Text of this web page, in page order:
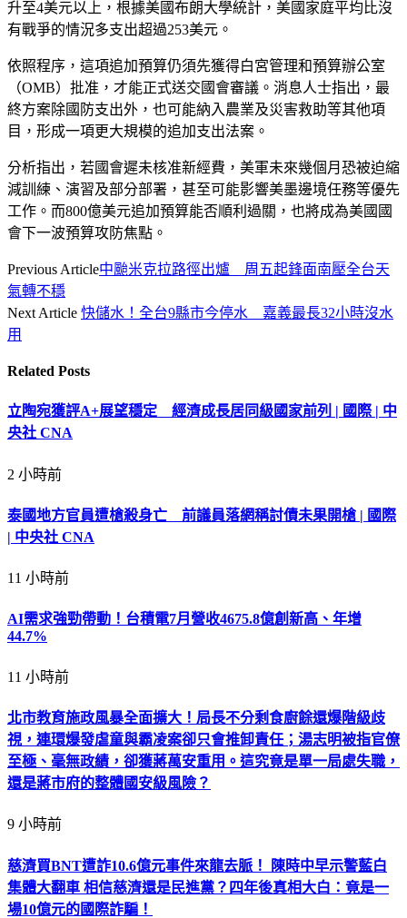
升至4美元以上，根據美國布朗大學統計，美國家庭平均比沒
有戰爭的情況多支出超過253美元。
依照程序，這項追加預算仍須先獲得白宮管理和預算辦公室
（OMB）批准，才能正式送交國會審議。消息人士指出，最
終方案除國防支出外，也可能納入農業及災害救助等其他項
目，形成一項更大規模的追加支出法案。
分析指出，若國會遲未核准新經費，美軍未來幾個月恐被迫縮
減訓練、演習及部分部署，甚至可能影響美墨邊境任務等優先
工作。而800億美元追加預算能否順利過關，也將成為美國國
會下一波預算攻防焦點。
Previous Article中颱米克拉路徑出爐 周五起鋒面南壓全台天
氣轉不穩
Next Article 快儲水！全台9縣市今停水 嘉義最長32小時沒水
用
Related Posts
立陶宛獲評A+展望穩定 經濟成長居同級國家前列 | 國際 | 中
央社 CNA
2 小時前
泰國地方官員遭槍殺身亡 前議員落網稱討債未果開槍 | 國際
| 中央社 CNA
11 小時前
AI需求強勁帶動！台積電7月營收4675.8億創新高、年增
44.7%
11 小時前
北市教育施政風暴全面擴大！局長不分剩食廚餘還爆階級歧
視，連環爆發虐童與霸凌案卻只會推卸責任；湯志明被指官僚
至極、毫無政績，卻獲蔣萬安重用。這究竟是單一局處失職，
還是蔣市府的整體國安級風險？
9 小時前
慈濟買BNT遭詐10.6億元事件來龍去脈！ 陳時中早示警藍白
集體大翻車 相信慈濟還是民進黨？四年後真相大白：竟是一
場10億元的國際詐騙！